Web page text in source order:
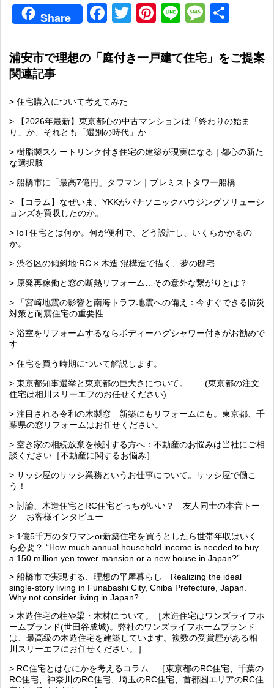
Share Facebook
TwitterPinterest
Line
浦安市で理想の「庭付き一戸建て住宅」をご提案
関連記事
> 住宅購入について考えてみた
> 【2026年最新】東京都心の中古マンションは「終わりの始ま
り」か、それとも「選別の時代」か
> 樹脂製スケートリンク付き住宅の建築が現実になる | 都心の新た
な選択肢
> 船橋市に「最高7億円」タワマン｜プレミストタワー船橋
> 【コラム】なぜいま、YKKがパナソニックハウジングソリューシ
ョンズを買収したのか。
> IoT住宅とは何か。何が便利で、どう設計し、いくらかかるの
か。
> 渋谷区の傾斜地:RC × 木造 混構造で描く、夢の邸宅
> 原発再稼働と窓の断熱リフォーム…その意外な繋がりとは？
> 「宮崎地震の影響と南海トラフ地震への備え：今すぐできる防災
対策と耐震住宅の重要性
> 浴室をリフォームするならボディーハグシャワー付きがお勧めで
す
> 住宅を買う時期について解説します。
> 東京都知事選挙と東京都の巨大さについて。 (東京都の注文
住宅は相川スリーエフのお任せください)
> 注目される令和の木製窓 新築にもリフォームにも。東京都、千
葉県の窓リフォームはお任せください。
> 空き家の相続放棄を検討する方へ：不動産のお悩みは当社にご相
談ください［不動産に関するお悩み］
> サッシ屋のサッシ業務というお仕事について。サッシ屋で働こ
う！
> 討論、木造住宅とRC住宅どっちがいい？ 友人同士の本音トー
ク お客様インタビュー
> 1億5千万のタワマンor新築住宅を買うとしたら世帯年収はいく
ら必要？ “How much annual household income is needed to buy
a 150 million yen tower mansion or a new house in Japan?”
> 船橋市で実現する、理想の平屋暮らし Realizing the ideal
single-story living in Funabashi City, Chiba Prefecture, Japan.
Why not consider living in Japan?
> 木造住宅の柱や梁・木材について。［木造住宅はワンズライフホ
ームブランド(世田谷成城)。弊社のワンズライフホームブランド
は、最高級の木造住宅を建築しています。複数の受賞歴がある相
川スリーエフにお任せください。］
> RC住宅とはなにかを考えるコラム ［東京都のRC住宅、千葉の
RC住宅、神奈川のRC住宅、埼玉のRC住宅、首都圏エリアのRC住